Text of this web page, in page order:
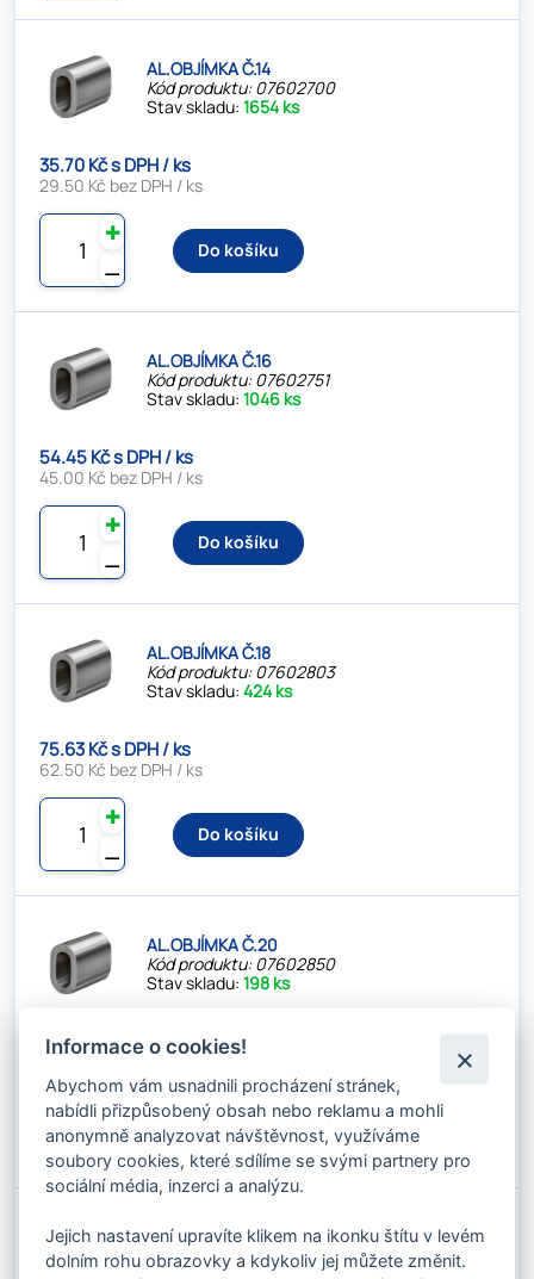
AL.OBJÍMKA Č.14
Kód produktu: 07602700
Stav skladu:1654 ks
35.70 Kč s DPH / ks
29.50 Kč bez DPH / ks
⚊
✚
Do košíku
AL.OBJÍMKA Č.16
Kód produktu: 07602751
Stav skladu:1046 ks
54.45 Kč s DPH / ks
45.00 Kč bez DPH / ks
⚊
✚
Do košíku
AL.OBJÍMKA Č.18
Kód produktu: 07602803
Stav skladu:424 ks
75.63 Kč s DPH / ks
62.50 Kč bez DPH / ks
⚊
✚
Do košíku
AL.OBJÍMKA Č.20
Kód produktu: 07602850
Stav skladu:198 ks
102.85 Kč s DPH / ks
85.00 Kč bez DPH / ks
⚊
✚
Do košíku
AL.OBJÍMKA Č.22
Kód produktu: 07602902
Informace o cookies!
Abychom vám usnadnili procházení stránek,
nabídli přizpůsobený obsah nebo reklamu a mohli
anonymně analyzovat návštěvnost, využíváme
soubory cookies, které sdílíme se svými partnery pro
sociální média, inzerci a analýzu.
Jejich nastavení upravíte klikem na ikonku štítu v levém
dolním rohu obrazovky a kdykoliv jej můžete změnit.